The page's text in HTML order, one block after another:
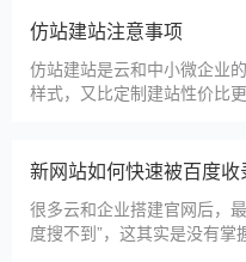
甲装服饰